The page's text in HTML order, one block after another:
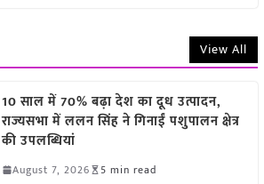
View All
10 साल में 70% बढ़ा देश का दूध उत्पादन,
राज्यसभा में ललन सिंह ने गिनाईं पशुपालन क्षेत्र
की उपलब्धियां
August 7, 2026 5 min read